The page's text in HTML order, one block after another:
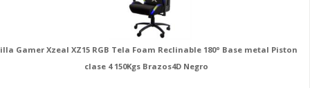
Gamer Xzeal XZ15 RGB Tela Foam Reclinable 180° Base metal Piston
clase 4 150Kgs Brazos4D Negro